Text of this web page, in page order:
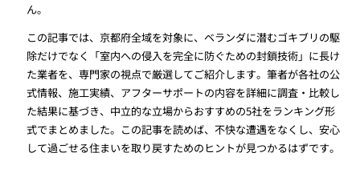
ん。
この記事では、京都府全域を対象に、ベランダに潜むゴキブリの駆
除だけでなく「室内への侵入を完全に防ぐための封鎖技術」に長け
た業者を、専門家の視点で厳選してご紹介します。筆者が各社の公
式情報、施工実績、アフターサポートの内容を詳細に調査・比較し
た結果に基づき、中立的な立場からおすすめの5社をランキング形
式でまとめました。この記事を読めば、不快な遭遇をなくし、安心
して過ごせる住まいを取り戻すためのヒントが見つかるはずです。